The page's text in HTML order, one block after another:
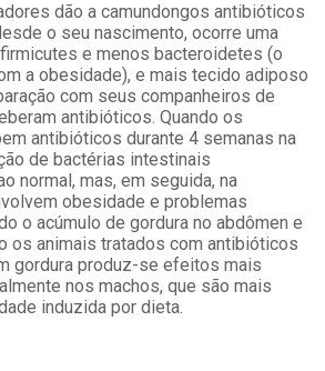
dão a camundongos antibióticos
o seu nascimento, ocorre uma
e menos bacteroidetes (o
a obesidade), e mais tecido adiposo
com seus companheiros de
antibióticos. Quando os
antibióticos durante 4 semanas na
de bactérias intestinais
normal, mas, em seguida, na
obesidade e problemas
o acúmulo de gordura no abdômen e
os animais tratados com antibióticos
gordura produz-se efeitos mais
nos machos, que são mais
induzida por dieta.